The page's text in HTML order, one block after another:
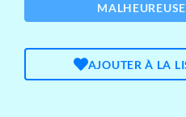
AJOUTER À LA